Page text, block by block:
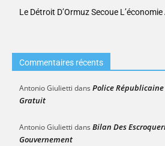
Le Détroit D’Ormuz Secoue
Commentaires récents
Antonio Giulietti dans Police
Gratuit
Antonio Giulietti dans Bilan Des
Gouvernement